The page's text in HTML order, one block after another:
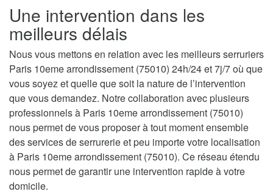
Une intervention dans les
meilleurs délais
Nous vous mettons en relation avec les meilleurs serruriers
Paris 10eme arrondissement (75010) 24h/24 et 7j/7 où que
vous soyez et quelle que soit la nature de l’intervention
que vous demandez. Notre collaboration avec plusieurs
professionnels à Paris 10eme arrondissement (75010)
nous permet de vous proposer à tout moment ensemble
des services de serrurerie et peu importe votre localisation
à Paris 10eme arrondissement (75010). Ce réseau étendu
nous permet de garantir une intervention rapide à votre
domicile.